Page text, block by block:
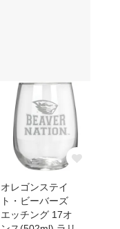
オレゴンステイ
ト・ビーバーズ
エッチング 17オ